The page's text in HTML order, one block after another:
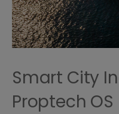
Smart City
Proptech OS